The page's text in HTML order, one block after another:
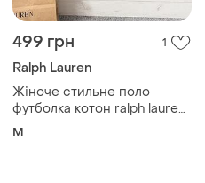
499 грн 1
Ralph Lauren
Жіноче стильне поло
футболка котон ralph lauren
оригінал м
M